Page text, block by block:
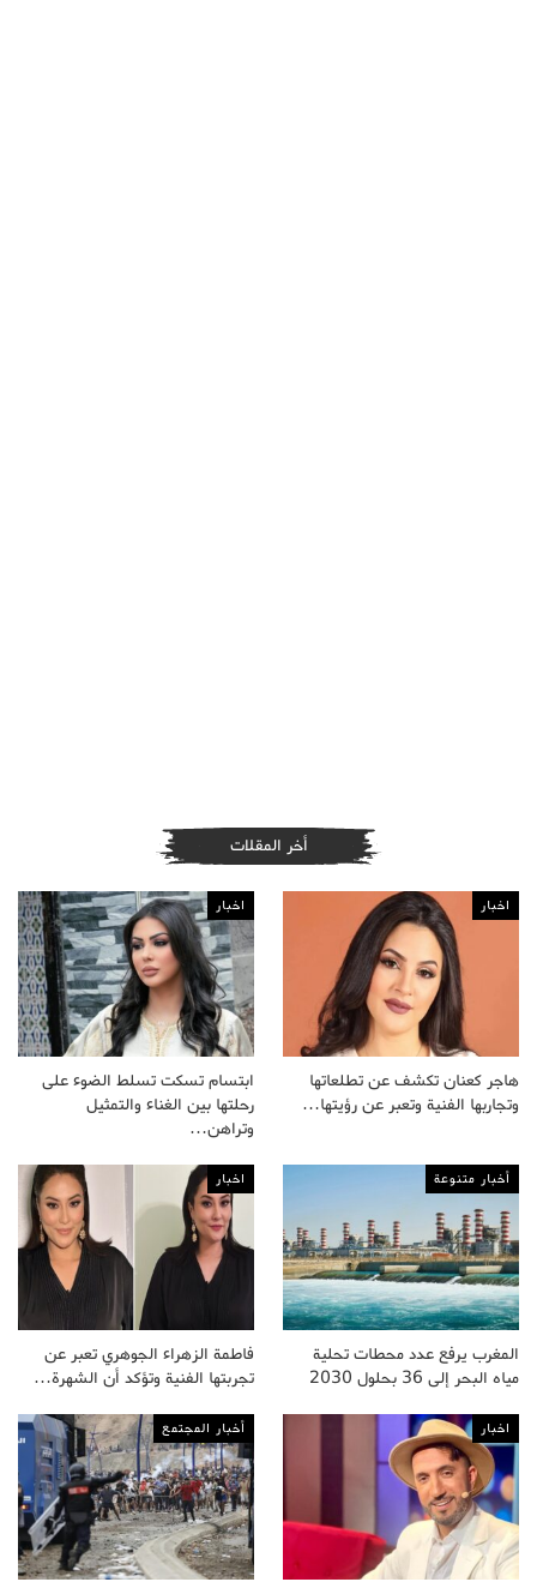
أخر المقلات
اخبار
هاجر كعنان تكشف عن تطلعاتها
وتجاربها الفنية وتعبر عن رؤيتها…
اخبار
ابتسام تسكت تسلط الضوء على
رحلتها بين الغناء والتمثيل
وتراهن…
أخبار متنوعة
المغرب يرفع عدد محطات تحلية
مياه البحر إلى 36 بحلول 2030
اخبار
فاطمة الزهراء الجوهري تعبر عن
تجربتها الفنية وتؤكد أن الشهرة…
اخبار أخبار المجتمع